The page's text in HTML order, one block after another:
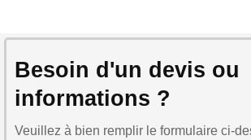
Besoin d'un devis ou
informations ?
Veuillez à bien remplir le formulaire ci-